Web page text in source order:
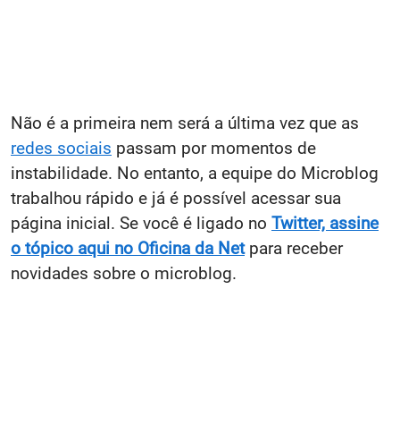
Não é a primeira nem será a última vez que as
redes sociais passam por momentos de
instabilidade. No entanto, a equipe do Microblog
trabalhou rápido e já é possível acessar sua
página inicial. Se você é ligado no Twitter, assine
o tópico aqui no Oficina da Netpara receber
novidades sobre o microblog.